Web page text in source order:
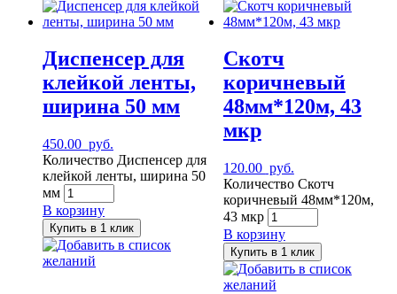
Диспенсер для
клейкой ленты,
ширина 50 мм
450.00 руб.
Количество Диспенсер для
клейкой ленты, ширина 50
мм
В корзину
Купить в 1 клик
Добавить в список
желаний
Скотч
коричневый
48мм*120м, 43
мкр
120.00 руб.
Количество Скотч
коричневый 48мм*120м,
43 мкр
В корзину
Купить в 1 клик
Добавить в список
желаний